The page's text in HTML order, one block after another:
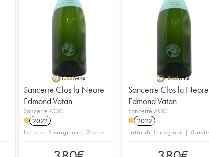
Sancerre Clos la Neore
Edmond Vatan
Sancerre AOC
2022
Lotto di 1 magnum | 0 aste
Sancerre Clos la Neore
Edmond Vatan
Sancerre AOC
2022
Lotto di 1 magnum | 0 aste